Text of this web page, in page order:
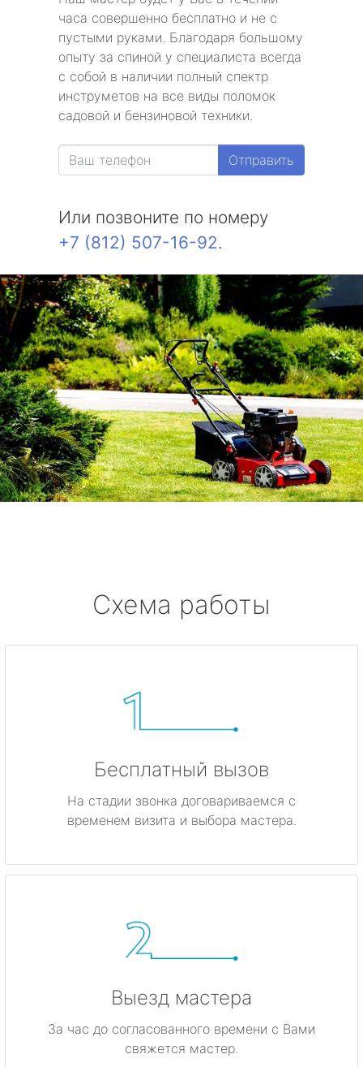
часа совершенно бесплатно и не с
пустыми руками. Благодаря большому
опыту за спиной у специалиста всегда
с собой в наличии полный спектр
инструметов на все виды поломок
садовой и бензиновой техники.
Отправить
Или позвоните по номеру
+7 (812) 507-16-92.
Схема работы
Бесплатный вызов
На стадии звонка договариваемся с
временем визита и выбора мастера.
Выезд мастера
За час до согласованного времени с Вами
свяжется мастер.